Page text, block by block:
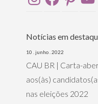
Notícias em
10 . junho . 2022
CAU BR | Carta-
aos(às)
nas eleições 2022